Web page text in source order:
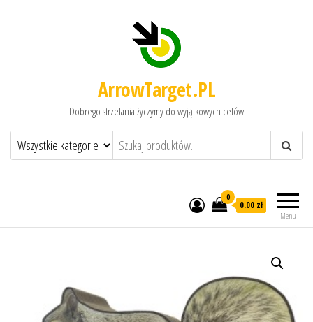
ArrowTarget.PL
Dobrego strzelania życzymy do wyjątkowych celów
Menu
0
0.00 zł